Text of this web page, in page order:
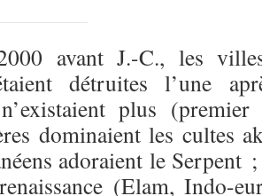
avant J.-C., les
détruites l’une
plus
dominaient les cultes
adoraient le Serpent
(Elam, Indo-